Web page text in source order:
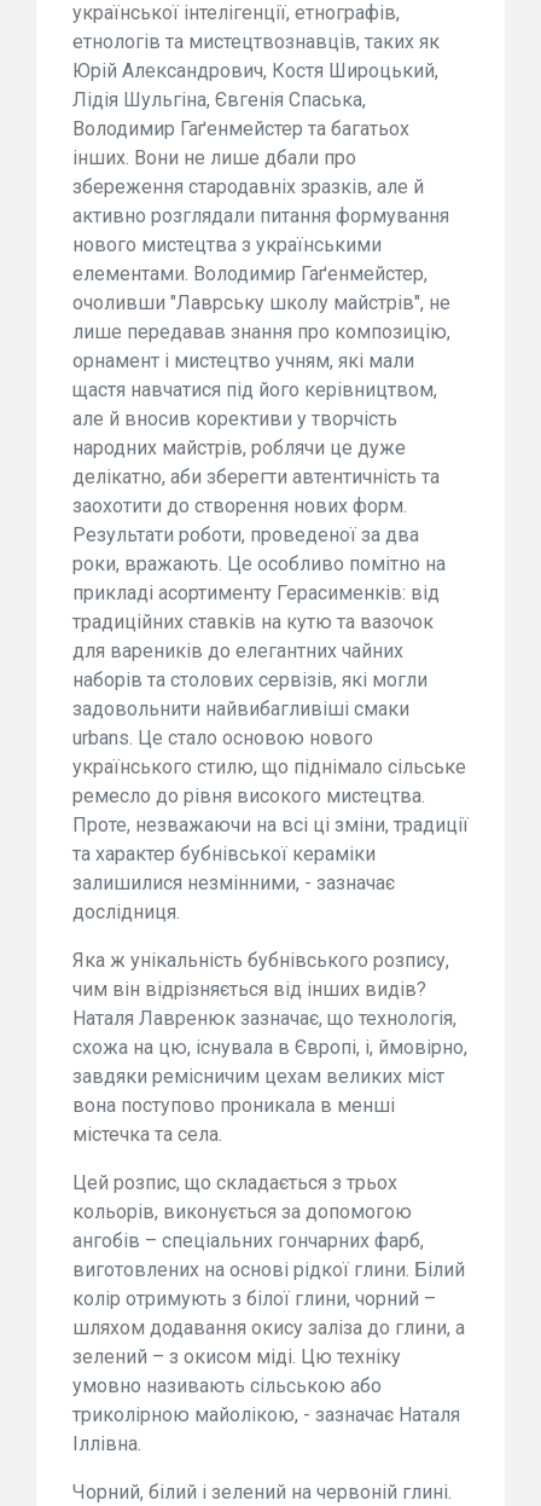
української інтелігенції, етнографів,
етнологів та мистецтвознавців, таких як
Юрій Александрович, Костя Широцький,
Лідія Шульгіна, Євгенія Спаська,
Володимир Гаґенмейстер та багатьох
інших. Вони не лише дбали про
збереження стародавніх зразків, але й
активно розглядали питання формування
нового мистецтва з українськими
елементами. Володимир Гаґенмейстер,
очоливши "Лаврську школу майстрів", не
лише передавав знання про композицію,
орнамент і мистецтво учням, які мали
щастя навчатися під його керівництвом,
але й вносив корективи у творчість
народних майстрів, роблячи це дуже
делікатно, аби зберегти автентичність та
заохотити до створення нових форм.
Результати роботи, проведеної за два
роки, вражають. Це особливо помітно на
прикладі асортименту Герасименків: від
традиційних ставків на кутю та вазочок
для вареників до елегантних чайних
наборів та столових сервізів, які могли
задовольнити найвибагливіші смаки
urbans. Це стало основою нового
українського стилю, що піднімало сільське
ремесло до рівня високого мистецтва.
Проте, незважаючи на всі ці зміни, традиції
та характер бубнівської кераміки
залишилися незмінними, - зазначає
дослідниця.
Яка ж унікальність бубнівського розпису,
чим він відрізняється від інших видів?
Наталя Лавренюк зазначає, що технологія,
схожа на цю, існувала в Європі, і, ймовірно,
завдяки ремісничим цехам великих міст
вона поступово проникала в менші
містечка та села.
Цей розпис, що складається з трьох
кольорів, виконується за допомогою
ангобів – спеціальних гончарних фарб,
виготовлених на основі рідкої глини. Білий
колір отримують з білої глини, чорний –
шляхом додавання окису заліза до глини, а
зелений – з окисом міді. Цю техніку
умовно називають сільською або
триколірною майолікою, - зазначає Наталя
Іллівна.
Чорний, білий і зелений на червоній глині.